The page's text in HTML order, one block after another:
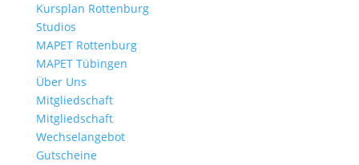
Kursplan Rottenburg
Studios
MAPET Rottenburg
MAPET Tübingen
Über Uns
Mitgliedschaft
Mitgliedschaft
Wechselangebot
Gutscheine